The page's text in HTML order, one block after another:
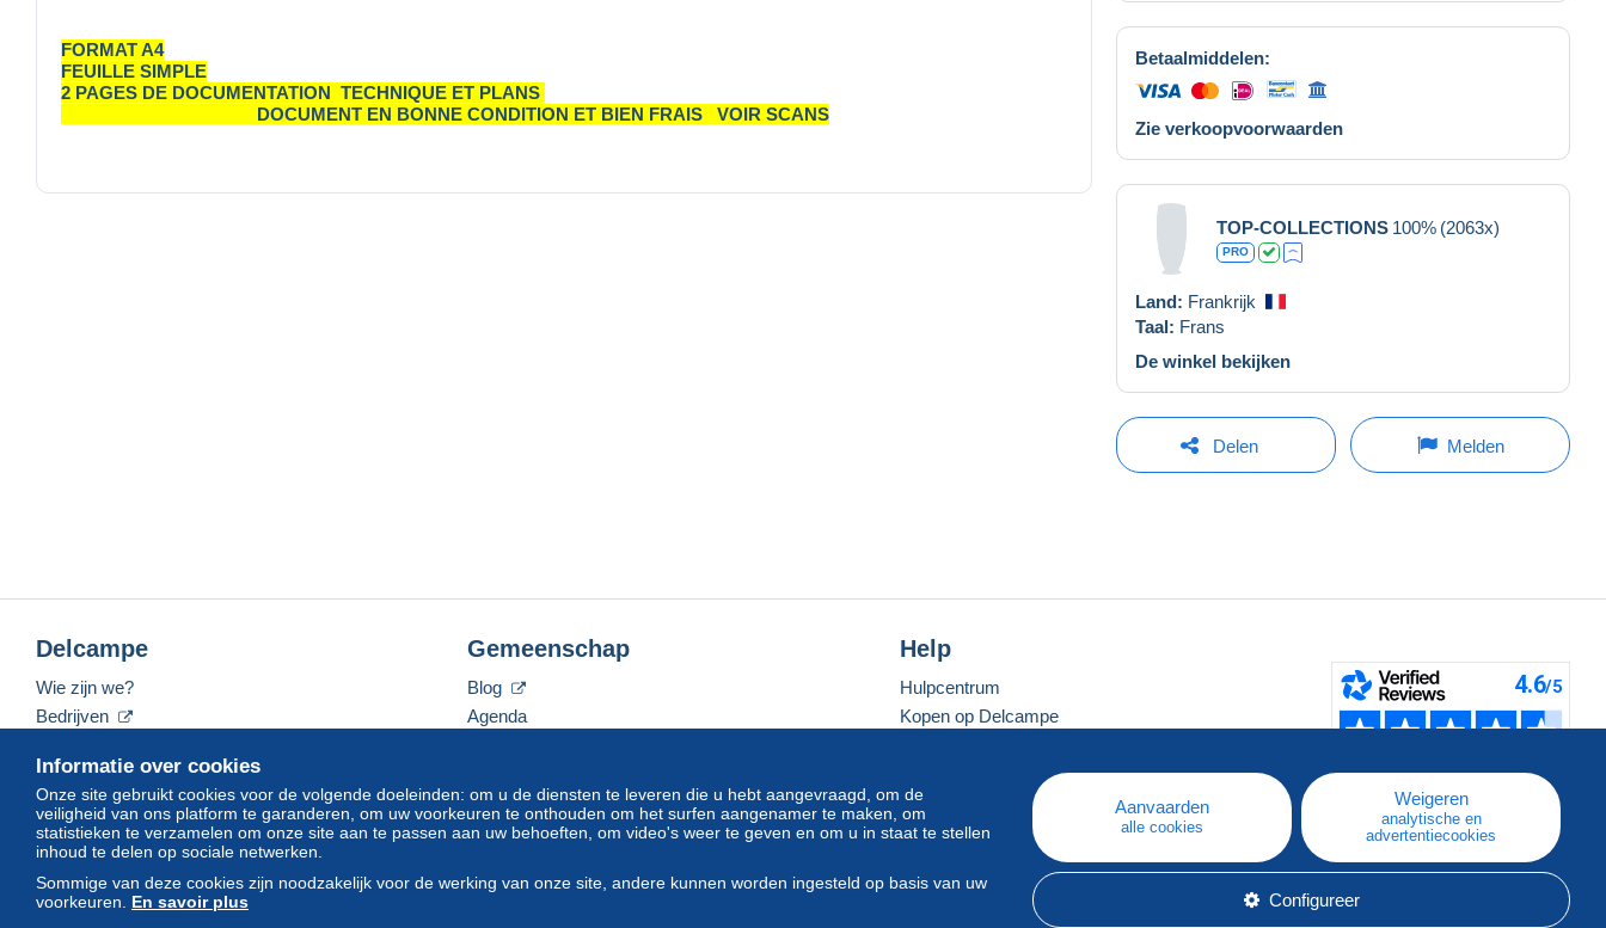
FORMAT A4
FEUILLE SIMPLE
2 PAGES DE DOCUMENTATION TECHNIQUE ET PLANS
DOCUMENT EN BONNE CONDITION ET BIEN FRAIS VOIR SCANS
Betaalmiddelen:
Zie verkoopvoorwaarden
TOP-COLLECTIONS 100% (2063x)
PRO
Land: Frankrijk
Taal: Frans
De winkel bekijken
Delen Melden
Informatie over cookies
Onze site gebruikt cookies voor de volgende doeleinden: om u de diensten te leveren die u hebt aangevraagd, om de
veiligheid van ons platform te garanderen, om uw voorkeuren te onthouden om het surfen aangenamer te maken, om
statistieken te verzamelen om onze site aan te passen aan uw behoeften, om video's weer te geven en om u in staat te stellen
inhoud te delen op sociale netwerken.
Sommige van deze cookies zijn noodzakelijk voor de werking van onze site, andere kunnen worden ingesteld op basis van uw
voorkeuren. En savoir plus
Aanvaarden
alle cookies
Weigeren
analytische en
advertentiecookies
Configureer
Delcampe
Wie zijn we?
Bedrijven
Neem contact met ons op
Gemeenschap
Blog
Agenda
Help
Hulpcentrum
Kopen op Delcampe
Een beveiligde website